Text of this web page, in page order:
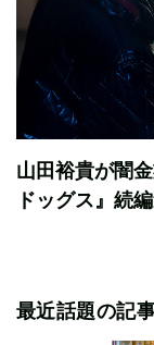
山田裕貴が闇
ドッグス』続
最近話題の記